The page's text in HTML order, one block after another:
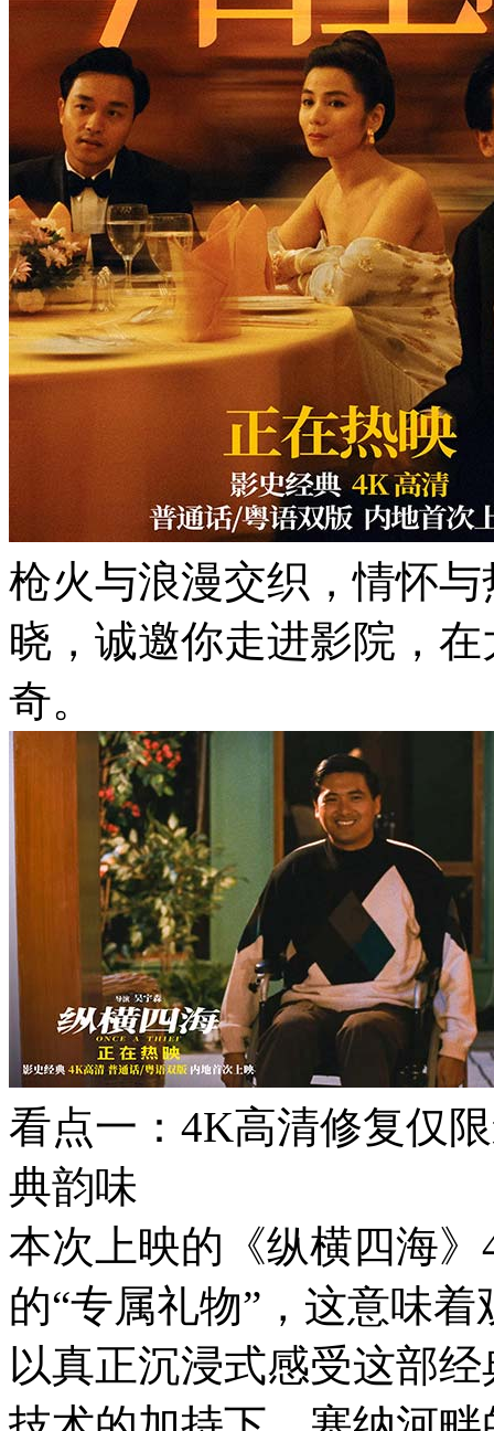
枪火与浪漫交织，情怀
晓，诚邀你走进影院，
奇。
看点一：4K高清修复仅
典韵味
本次上映的《纵横四海
的“专属礼物”，这意味
以真正沉浸式感受这部